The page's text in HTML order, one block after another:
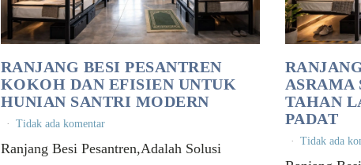
RANJANG BESI PESANTREN
KOKOH DAN EFISIEN UNTUK
HUNIAN SANTRI MODERN
Tidak ada komentar
Ranjang Besi Pesantren,Adalah Solusi
ASRAMA
TAHAN
PADAT
Tidak ada